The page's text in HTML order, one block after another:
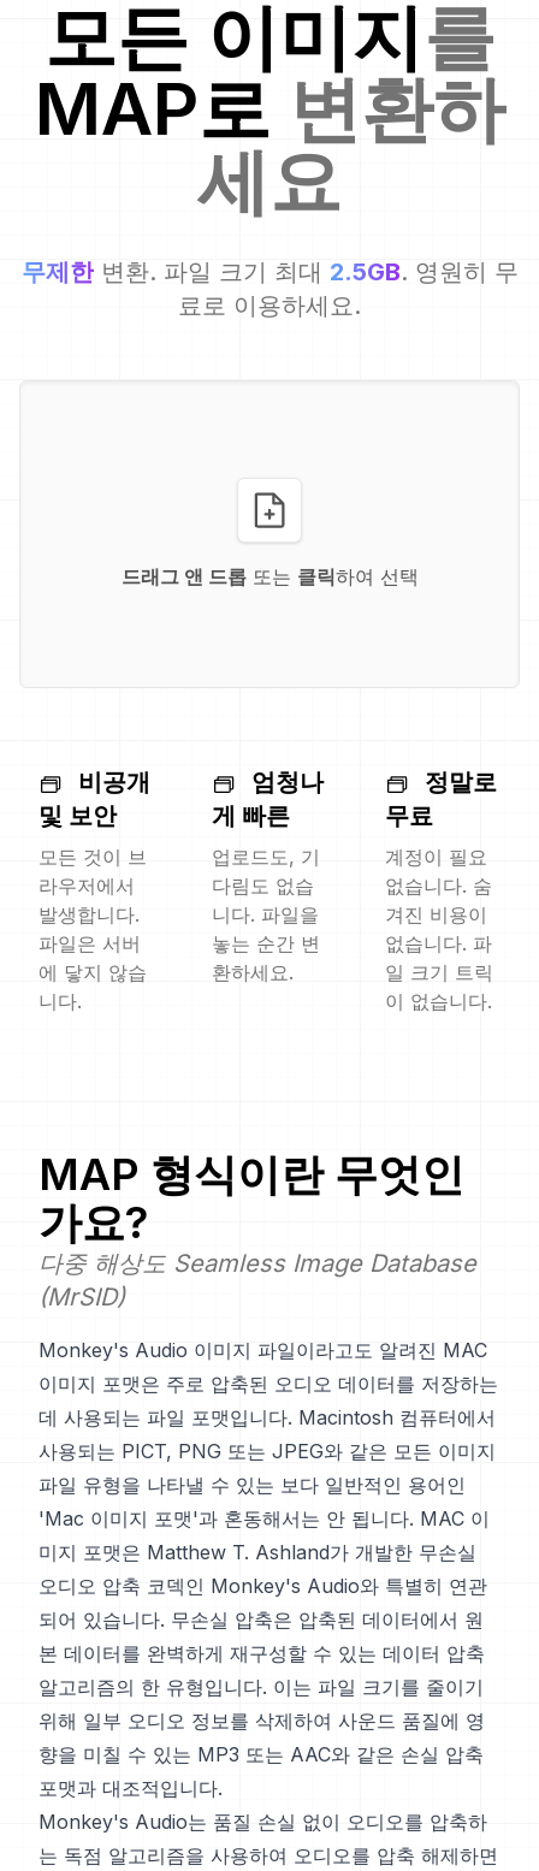
모든 이미지를
MAP로 변환하
세요
무제한 변환. 파일 크기 최대 2.5GB. 영원히 무
료로 이용하세요.
드래그 앤 드롭또는 클릭하여 선택
비공개
및 보안
모든 것이 브
라우저에서
발생합니다.
파일은 서버
에 닿지 않습
니다.
엄청나
게 빠른
업로드도, 기
다림도 없습
니다. 파일을
놓는 순간 변
환하세요.
정말로
무료
계정이 필요
없습니다. 숨
겨진 비용이
없습니다. 파
일 크기 트릭
이 없습니다.
MAP 형식이란 무엇인
가요?
다중 해상도 Seamless Image Database
(MrSID)
Monkey's Audio 이미지 파일이라고도 알려진 MAC
이미지 포맷은 주로 압축된 오디오 데이터를 저장하는
데 사용되는 파일 포맷입니다. Macintosh 컴퓨터에서
사용되는 PICT, PNG 또는 JPEG와 같은 모든 이미지
파일 유형을 나타낼 수 있는 보다 일반적인 용어인
'Mac 이미지 포맷'과 혼동해서는 안 됩니다. MAC 이
미지 포맷은 Matthew T. Ashland가 개발한 무손실
오디오 압축 코덱인 Monkey's Audio와 특별히 연관
되어 있습니다. 무손실 압축은 압축된 데이터에서 원
본 데이터를 완벽하게 재구성할 수 있는 데이터 압축
알고리즘의 한 유형입니다. 이는 파일 크기를 줄이기
위해 일부 오디오 정보를 삭제하여 사운드 품질에 영
향을 미칠 수 있는 MP3 또는 AAC와 같은 손실 압축
포맷과 대조적입니다.
Monkey's Audio는 품질 손실 없이 오디오를 압축하
는 독점 알고리즘을 사용하여 오디오를 압축 해제하면